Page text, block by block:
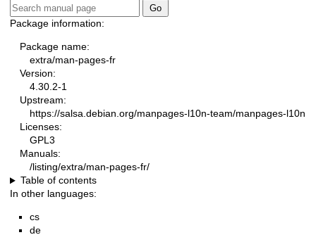
Package information:
Package name:
extra/man-pages-fr
Version:
4.30.2-1
Upstream:
https://salsa.debian.org/manpages-l10n-team/manpages-l10n
Licenses:
GPL3
Manuals:
/listing/extra/man-pages-fr/
Table of contents
In other languages:
cs
de